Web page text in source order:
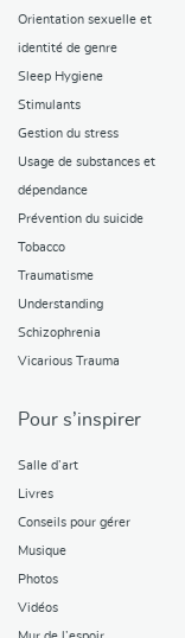
Orientation sexuelle et
identité de genre
Sleep Hygiene
Stimulants
Gestion du stress
Usage de substances et
dépendance
Prévention du suicide
Tobacco
Traumatisme
Understanding
Schizophrenia
Vicarious Trauma
Pour s’inspirer
Salle d’art
Livres
Conseils pour gérer
Musique
Photos
Vidéos